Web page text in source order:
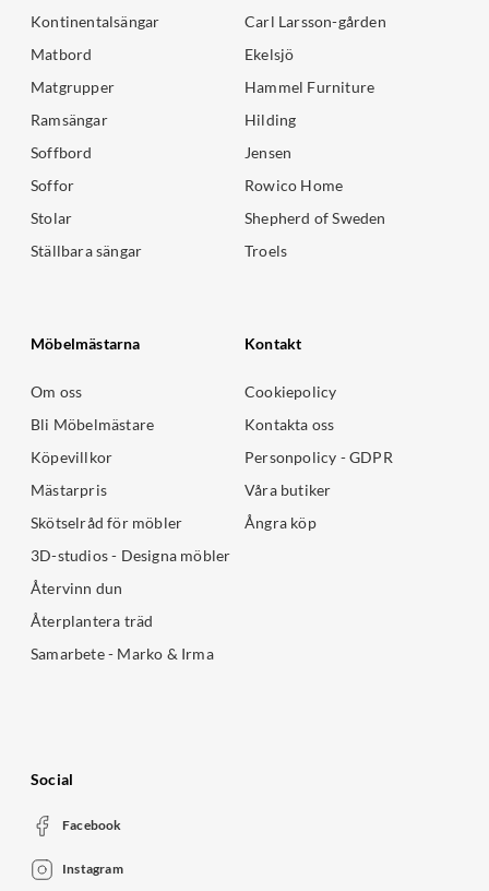
Kontinentalsängar
Matbord
Matgrupper
Ramsängar
Soffbord
Soffor
Stolar
Ställbara sängar
Carl Larsson-gården
Ekelsjö
Hammel Furniture
Hilding
Jensen
Rowico Home
Shepherd of Sweden
Troels
Möbelmästarna
Om oss
Bli Möbelmästare
Köpevillkor
Mästarpris
Skötselråd för möbler
3D-studios - Designa möbler
Återvinn dun
Återplantera träd
Samarbete - Marko & Irma
Kontakt
Cookiepolicy
Kontakta oss
Personpolicy - GDPR
Våra butiker
Ångra köp
Social
Facebook
Instagram